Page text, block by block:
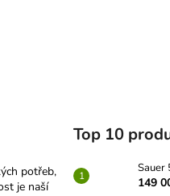
potřeb,
je naší
Top 10
Sauer
149